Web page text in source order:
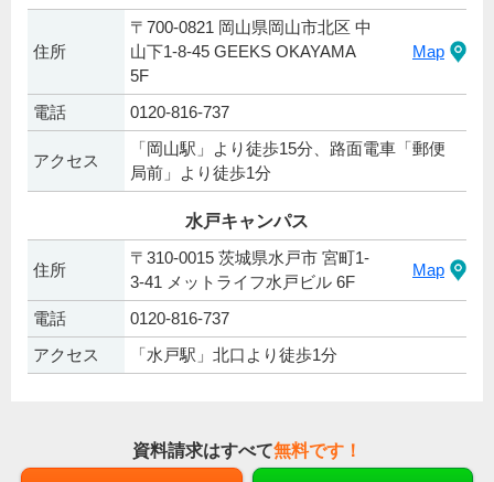
住所
〒700-0821 岡山県岡山市北区 中
山下1-8-45 GEEKS OKAYAMA
5F
Map
電話 0120-816-737
アクセス
「岡山駅」より徒歩15分、路面電車「郵便
局前」より徒歩1分
水戸キャンパス
住所
〒310-0015 茨城県水戸市 宮町1-
3-41 メットライフ水戸ビル 6F
Map
電話
0120-816-737
アクセス
「水戸駅」北口より徒歩1分
資料請求はすべて無料です！